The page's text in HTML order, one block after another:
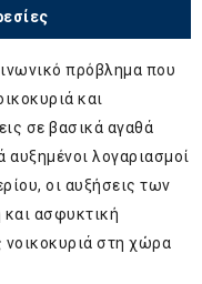
πρόβλημα που
και
σε βασικά αγαθά
αυξημένοι λογαριασμοί
οι αυξήσεις των
και ασφυκτική
νοικοκυριά στη χώρα